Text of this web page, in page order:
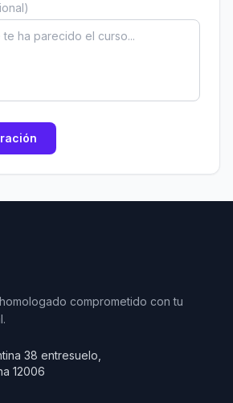
de Tecni Estudio
comprometido con tu
38 entresuelo,
12006